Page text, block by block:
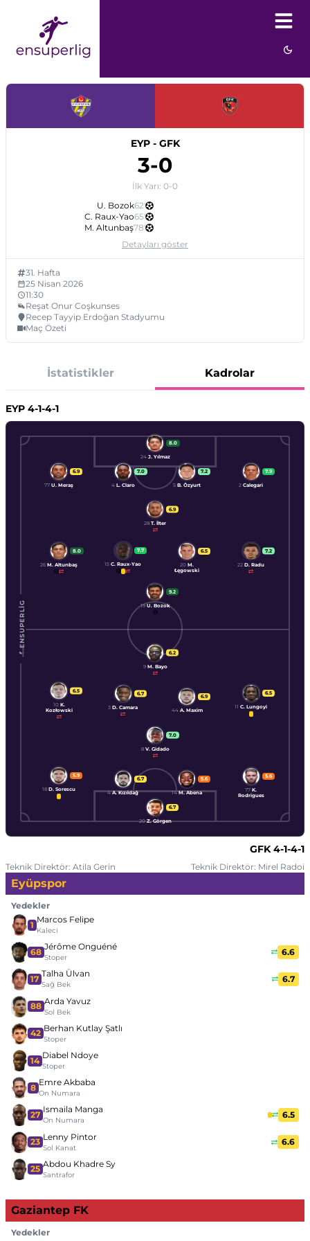
EYP- GFK
3-0
İlk Yarı: 0-0
U. Bozok62'
C. Raux-Yao65'
M. Altunbaş78'
Detayları göster
31. Hafta
25 Nisan 2026
11:30
Reşat Onur Coşkunses
Recep Tayyip Erdoğan Stadyumu
Maç Özeti
İstatistikler Kadrolar
EYP 4-1-4-1
ENSUPERLIG
8.0
24 J. Yılmaz
7.9
2 Calegari
7.2
5 B. Özyurt
7.0
4 L. Claro
6.9
77 U. Meraş
6.9
28 T. İlter
7.2
22 D. Radu
6.5
20 M.
Łęgowski
7.7
15 C. Raux-Yao
8.0
26 M. Altunbaş
9.2
19 U. Bozok
6.7
20 Z. Görgen
5.9
18 D. Sorescu
6.7
4 A. Kızıldağ
5.6
14 M. Abena
5.6
77 K.
Rodrigues
7.0
8 V. Gidado
6.5
10 K.
Kozłowski
6.7
3 D. Camara
6.9
44 A. Maxim
6.5
11 C. Lungoyi
6.2
9 M. Bayo
GFK 4-1-4-1
Teknik Direktör: Atila Gerin Teknik Direktör: Mirel Radoi
Eyüpspor
Yedekler
1 Marcos Felipe
Kaleci
68 Jérôme Onguéné
Stoper
6.6
17 Talha Ülvan
Sağ Bek
6.7
88 Arda Yavuz
Sol Bek
42 Berhan Kutlay Şatlı
Stoper
14 Diabel Ndoye
Stoper
8 Emre Akbaba
On Numara
27 Ismaila Manga
On Numara
6.5
23 Lenny Pintor
Sol Kanat
6.6
25 Abdou Khadre Sy
Santrafor
Gaziantep FK
Yedekler